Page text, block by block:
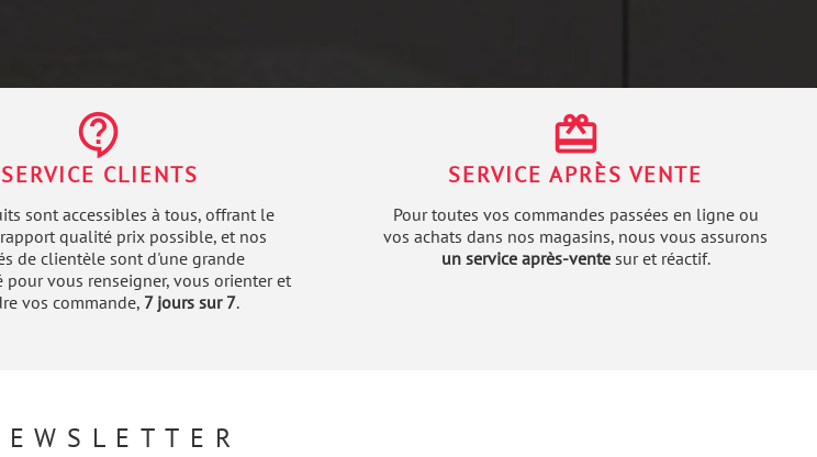
contact_support
SERVICE CLIENTS
sont accessibles à tous, offrant le
qualité prix possible, et nos
de clientèle sont d'une grande
vous renseigner, vous orienter et
vos commande, 7 jours sur 7.
redeem
SERVICE APRÈS VENTE
Pour toutes vos commandes passées en ligne ou
vos achats dans nos magasins, nous vous assurons
un service après-ventesur et réactif.